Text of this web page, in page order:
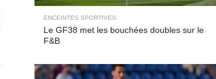
ENCEINTES SPORTIVES
Le GF38 met les bouchées doubles sur le
F&B